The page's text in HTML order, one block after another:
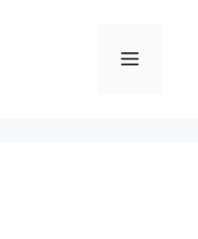
메